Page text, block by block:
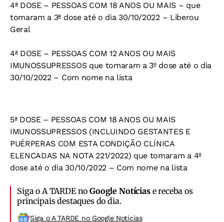
4ª DOSE – PESSOAS COM 18 ANOS OU MAIS – que
tomaram a 3ª dose até o dia 30/10/2022 – Liberou
Geral
4ª DOSE – PESSOAS COM 12 ANOS OU MAIS
IMUNOSSUPRESSOS que tomaram a 3º dose até o dia
30/10/2022 – Com nome na lista
5ª DOSE – PESSOAS COM 18 ANOS OU MAIS
IMUNOSSUPRESSOS (INCLUINDO GESTANTES E
PUÉRPERAS COM ESTA CONDIÇÃO CLÍNICA
ELENCADAS NA NOTA 221/2022) que tomaram a 4º
dose até o dia 30/10/2022 – Com nome na lista
Siga o A TARDE noGoogle Notíciase receba os
principais destaques do dia.
Siga o A TARDE no Google Noticias